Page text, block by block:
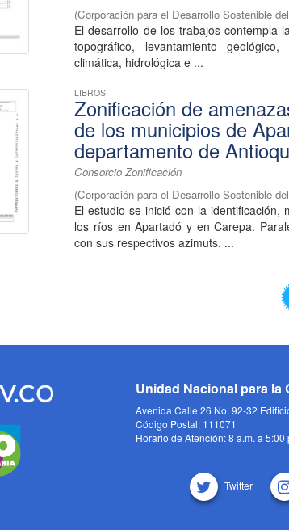
(Corporación para el Desarrollo Sostenible
El desarrollo de los trabajos contempla
topográfico, levantamiento
climática, hidrológica e ...
LIBROS
Zonificación de
de los municipios de
departamento de
Consorcio Zonificación
(Corporación para el Desarrollo Sostenible
El estudio se inició con la identificación,
los ríos en Apartadó y en Carepa.
con sus respectivos azimuts. ...
Unidad Nacional para la
Avenida Calle 26 No. 92-32
Código Postal: 111071
Horario de Atención: 8 a.m. a 5:00
Twitter